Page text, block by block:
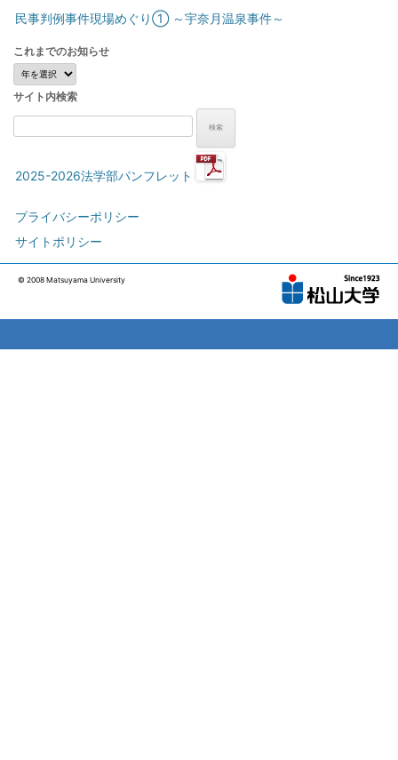
民事判例事件現場めぐり① ～宇奈月温泉事件～
これまでのお知らせ
こ
れ
ま
で
の
ら
サイト内検索
検
索:
2025-2026法学部パンフレット
プライバシーポリシー
サイトポリシー
© 2008 Matsuyama University